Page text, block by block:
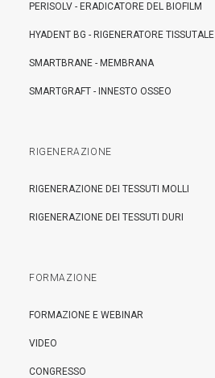
PERISOLV - ERADICATORE DEL BIOFILM
HYADENT BG - RIGENERATORE TISSUTALE
SMARTBRANE - MEMBRANA
SMARTGRAFT - INNESTO OSSEO
RIGENERAZIONE
RIGENERAZIONE DEI TESSUTI MOLLI
RIGENERAZIONE DEI TESSUTI DURI
FORMAZIONE
FORMAZIONE E WEBINAR
VIDEO
CONGRESSO